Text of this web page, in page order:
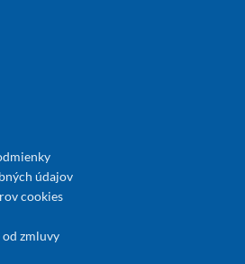
údajov
cookies
zmluvy